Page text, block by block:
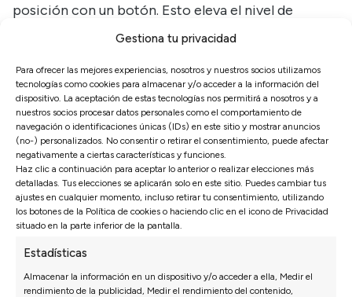
Gestiona tu privacidad
Para ofrecer las mejores experiencias, nosotros y nuestros socios utilizamos
tecnologías como cookies para almacenar y/o acceder a la información del
dispositivo. La aceptación de estas tecnologías nos permitirá a nosotros y a
nuestros socios procesar datos personales como el comportamiento de
navegación o identificaciones únicas (IDs) en este sitio y mostrar anuncios
(no-) personalizados. No consentir o retirar el consentimiento, puede afectar
negativamente a ciertas características y funciones.
Haz clic a continuación para aceptar lo anterior o realizar elecciones más
detalladas. Tus elecciones se aplicarán solo en este sitio. Puedes cambiar tus
ajustes en cualquier momento, incluso retirar tu consentimiento, utilizando
los botones de la Política de cookies o haciendo clic en el icono de Privacidad
situado en la parte inferior de la pantalla.
Estadísticas
Almacenar la información en un dispositivo y/o acceder a ella, Medir el
rendimiento de la publicidad, Medir el rendimiento del contenido,
posición con un botón. Esto eleva el nivel de
comodidad y modernidad a la experiencia de
Diseño elegante. La estética de diseño destacada
de los sofás chaise longue agrega un toque elegante
y contemporáneo a la decoración del salón,
convirtiéndolos en piezas atractivas que pueden
realzar el estilo del espacio.
Comodidad. La combinación de la forma
cómodamente en cada sentada hace que los sofás
chaise longue sean especialmente cómodos,